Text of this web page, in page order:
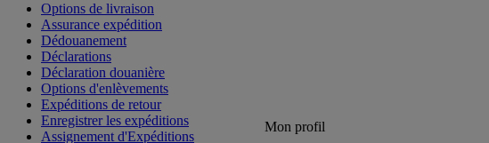
Options de livraison
Assurance expédition
Dédouanement
Déclarations
Déclaration douanière
Options d'enlèvements
Expéditions de retour
Enregistrer les expéditions
Assignement d'Expéditions
Mon profil